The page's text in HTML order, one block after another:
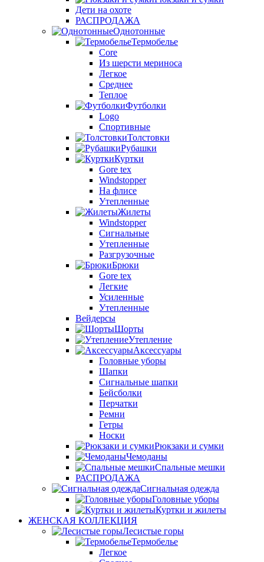
Дети на охоте
РАСПРОДАЖА
Однотонные
Термобелье
Core
Из шерсти мериноса
Легкое
Среднее
Теплое
Футболки
Logo
Спортивные
Толстовки
Рубашки
Куртки
Gore tex
Windstopper
На флисе
Утепленные
Жилеты
Windstopper
Сигнальные
Утепленные
Разгрузочные
Брюки
Gore tex
Легкие
Усиленные
Утепленные
Вейдерсы
Шорты
Утепление
Аксессуары
Головные уборы
Шапки
Сигнальные шапки
Бейсболки
Перчатки
Ремни
Гетры
Носки
Рюкзаки и сумки
Чемоданы
Спальные мешки
РАСПРОДАЖА
Сигнальная одежда
Головные уборы
Куртки и жилеты
ЖЕНСКАЯ КОЛЛЕКЦИЯ
Лесистые горы
Термобелье
Легкое